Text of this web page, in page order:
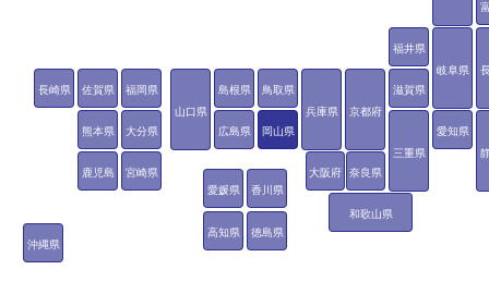
福井県
岐阜県
愛知県
三重県
滋賀県
京都府
大阪府
兵庫県
奈良県
和歌山県
鳥取県
島根県
岡山県
広島県
山口県
徳島県
香川県
愛媛県
高知県
福岡県
佐賀県
長崎県
熊本県 大分県
宮崎県
鹿児島
沖縄県